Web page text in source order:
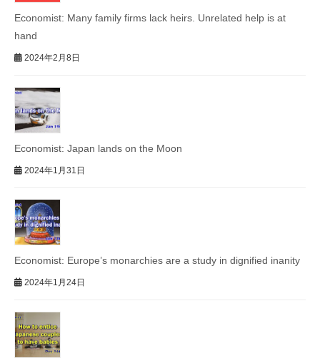
Economist: Many family firms lack heirs. Unrelated help is at
hand
2024年2月8日
Economist: Japan lands on the Moon
2024年1月31日
Economist: Europe’s monarchies are a study in dignified inanity
2024年1月24日